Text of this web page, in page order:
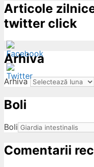
Articole
twitter click
Arhiva
Arhiva
Boli
Boli
Comentarii